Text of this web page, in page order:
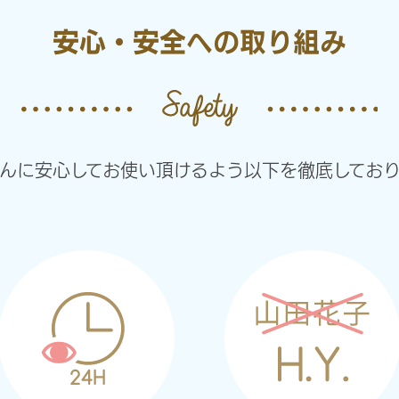
安心・安全への取り組み
に安心してお使い頂けるよう以下を徹底してお